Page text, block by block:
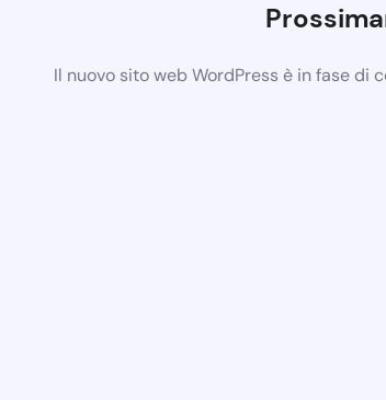
Il nuovo sito web WordPress è in fase di